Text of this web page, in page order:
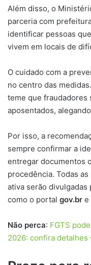
Além disso, o
parceria com
identificar pessoas
vivem em locais de
O cuidado com a
no centro das
teme que fraudadores
aposentados,
Por isso, a
sempre confirmar a
entregar documentos
procedência. Todas
ativa serão
como o portal gov.br e
Não perca: FGTS
2026: confira detalhes